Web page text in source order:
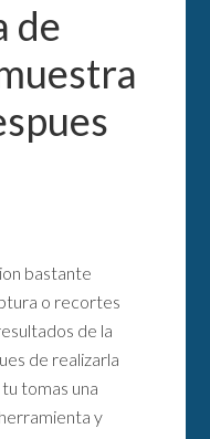
de
bastante
o recortes
de la
de realizarla
tomas una
y